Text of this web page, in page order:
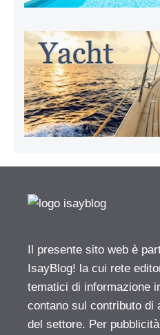
Il presente sito web è
IsayBlog! la cui rete
tematici di informazione
contano sul contributo di
del settore. Per